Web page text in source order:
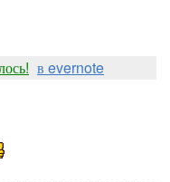
в evernote